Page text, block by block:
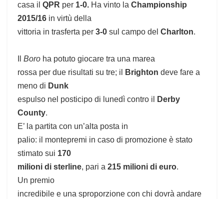
casa il QPR per 1-0. Ha vinto la Championship
2015/16 in virtù della
vittoria in trasferta per 3-0 sul campo del Charlton.
Boro ha potuto giocare tra una marea
rossa per due risultati su tre; il
Brighton deve fare a
meno di Dunk
espulso nel posticipo di lunedì contro il
Derby
County.
E’ la partita con un’alta posta in
palio: il montepremi in caso di promozione è stato
stimato sui 170
milioni di sterline, pari a 215 milioni di euro.
Un premio
incredibile e una sproporzione con chi dovrà andare